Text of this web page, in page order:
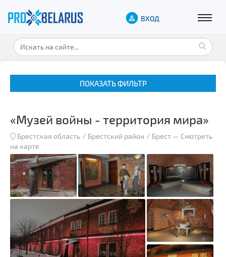
ВХОД
ПОКАЗАТЬ ФИЛЬТР
Музеи
Замки и дворцы
Военная история
Гражданская архитектура
Спортивные сооружения
Производства
«Музей войны - территория мира»
Брестская область Брестский район Брест — Смотреть
на карте